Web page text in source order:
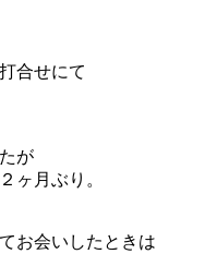
合せにて
が
ヶ月ぶり。
お会いしたときは